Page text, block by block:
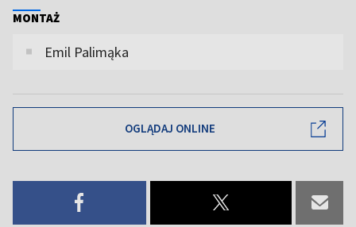
MONTAŻ
Emil Palimąka
OGLĄDAJ ONLINE